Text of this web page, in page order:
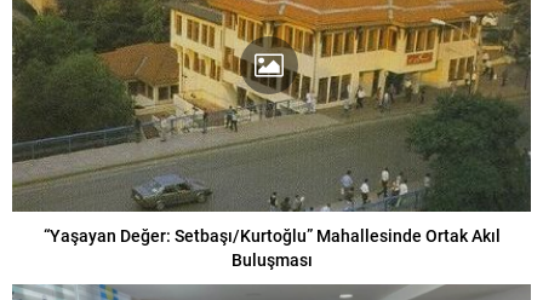
“Yaşayan Değer: Setbaşı/Kurtoğlu” Mahallesinde Ortak Akıl
Buluşması